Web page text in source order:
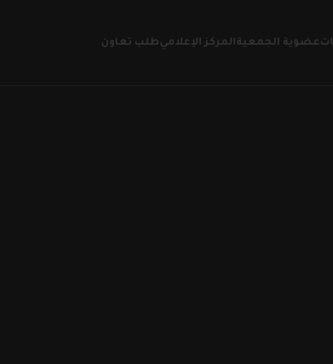
عضوية الجمعيةالمركز الإعلامي طلب تعاون